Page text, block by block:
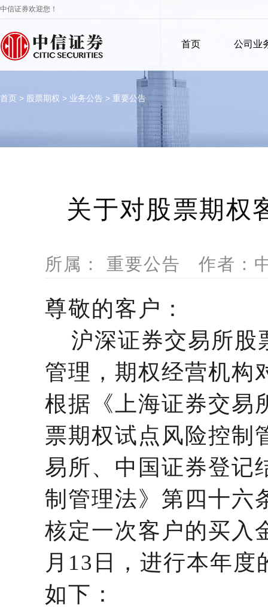
中信证券欢迎您！
首页 公司业
首页 > 股票期权 > 业务公告 > 重要公告
关于对股票期权
所属： 重要公告 作者：
尊敬的客户：
沪深证券交易所股
管理，期权经营机构
根据《上海证券交易
票期权试点风险控制
易所、中国证券登记
制管理法》第四十六
核定一次客户的买入
月13日，进行本年
如下：